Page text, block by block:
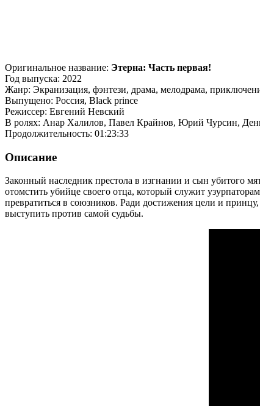
Оригинальное название: Этерна: Часть первая!
Год выпуска: 2022
Жанр: Экранизация, фэнтези, драма, мелодрама,
Выпущено: Россия, Black prince
Режиссер: Евгений Невский
В ролях: Анар Халилов, Павел Крайнов, Юрий Чурсин,
Продолжительность: 01:23:33
Описание
Законный наследник престола в изгнании и сын убитого
отомстить убийце своего отца, который служит
превратиться в союзников. Ради достижения цели и
выступить против самой судьбы.